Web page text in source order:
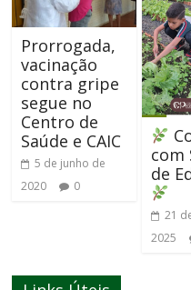
Prorrogada,
vacinação
contra gripe
segue no
Centro de
Saúde e CAIC
5 de junho de
2020
0
com
de
21
2025